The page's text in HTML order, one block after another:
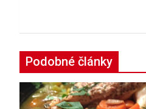
příspěvek
Podobné články